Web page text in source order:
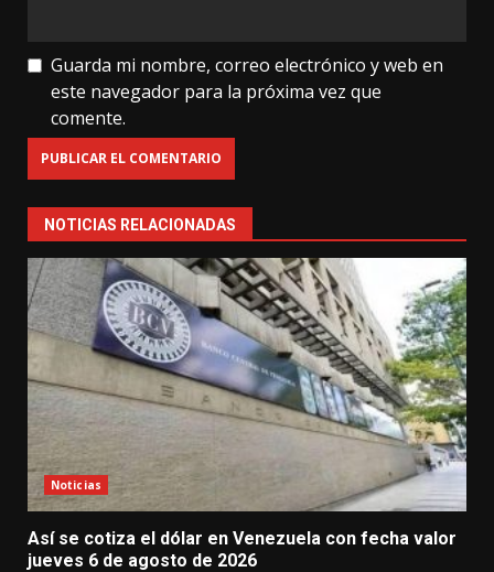
Guarda mi nombre, correo electrónico y web en
este navegador para la próxima vez que
comente.
NOTICIAS RELACIONADAS
Noticias
Así se cotiza el dólar en Venezuela con fecha valor
jueves 6 de agosto de 2026